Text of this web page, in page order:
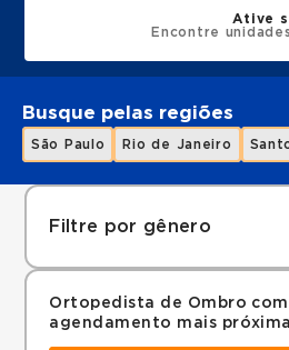
Ative
Encontre
Busque pelas regiões
São Paulo Rio de Janeiro
Filtre por gênero
Ortopedista de Ombro
agendamento mais próxima